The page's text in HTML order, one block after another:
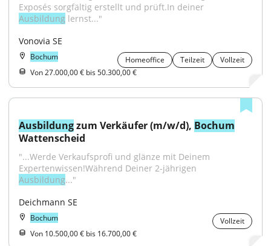
Ausbildung lernst..."
Vonovia SE
Bochum Homeoffice Teilzeit
Vollzeit
Von 27.000,00 € bis 50.300,00 €
Ausbildung zum Verkäufer (m/w/d), Bochum
Wattenscheid
"...Werde Verkaufsprofi und glänze mit Deinem
Ausbildung..."
Deichmann SE
Bochum
Vollzeit
Von 10.500,00 € bis 16.700,00 €